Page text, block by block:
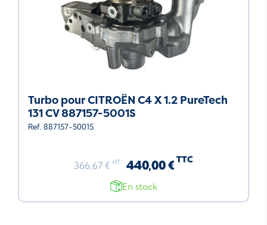
Turbo pour CITROËN C4 X 1.2 PureTech
131 CV 887157-5001S
Ref. 887157-5001S
366,67 € HT 440,00 € TTC
En stock